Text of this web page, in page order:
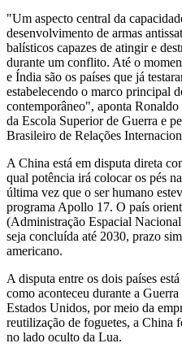
"Um aspecto central da
desenvolvimento de armas
balísticos capazes de atingir e
durante um conflito. Até o
e Índia são os países que já
estabelecendo o marco principal
contemporâneo", aponta
da Escola Superior de Guerra e
Brasileiro de Relações
A China está em disputa direta
qual potência irá colocar os pés
última vez que o ser humano
programa Apollo 17. O país
(Administração Espacial
seja concluída até 2030, prazo
americano.
A disputa entre os dois países
como aconteceu durante a
Estados Unidos, por meio da
reutilização de foguetes, a China
no lado oculto da Lua.